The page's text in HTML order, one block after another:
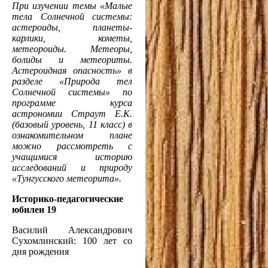
При изучении темы «Малые
тела Солнечной системы:
астероиды, планеты-
карлики, кометы,
метеороиды. Метеоры,
болиды и метеориты.
Астероидная опасность» в
разделе «Природа тел
Солнечной системы» по
программе курса
астрономии Страут Е.К.
(базовый уровень, 11 класс) в
ознакомительном плане
можно рассмотреть с
учащимися историю
исследований и природу
«Тунгусского метеорита».
Историко-педагогические
юбилеи 19
Василий Александрович
Сухомлинский: 100 лет со
дня рождения